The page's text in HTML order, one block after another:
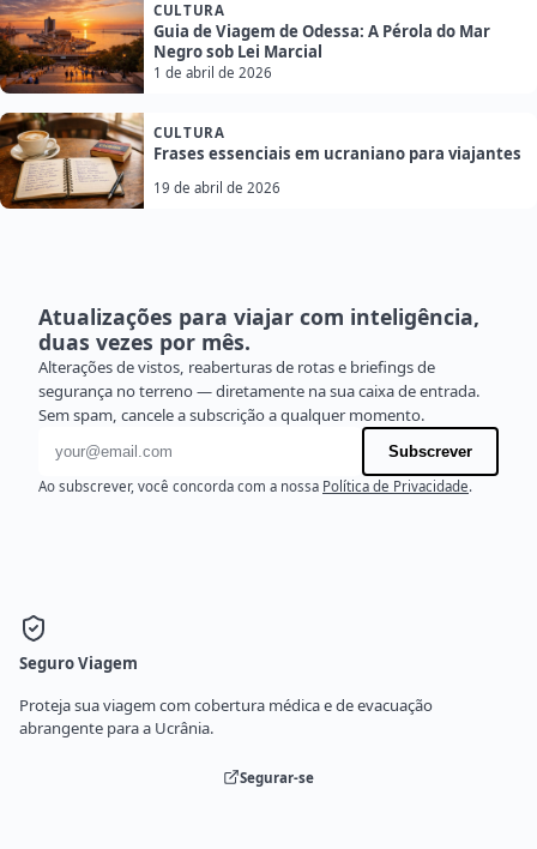
CULTURA
Guia de Viagem de Odessa: A Pérola do Mar
Negro sob Lei Marcial
1 de abril de 2026
CULTURA
Frases essenciais em ucraniano para viajantes
19 de abril de 2026
Atualizações para viajar com inteligência,
duas vezes por mês.
Alterações de vistos, reaberturas de rotas e briefings de
segurança no terreno — diretamente na sua caixa de entrada.
Sem spam, cancele a subscrição a qualquer momento.
Endereço de e-mail
Subscrever
Ao subscrever, você concorda com a nossa Política de Privacidade.
Seguro Viagem
Proteja sua viagem com cobertura médica e de evacuação
abrangente para a Ucrânia.
Segurar-se